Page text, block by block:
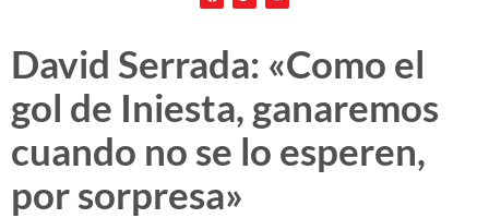
David Serrada: «Como el
gol de Iniesta, ganaremos
cuando no se lo esperen,
por sorpresa»